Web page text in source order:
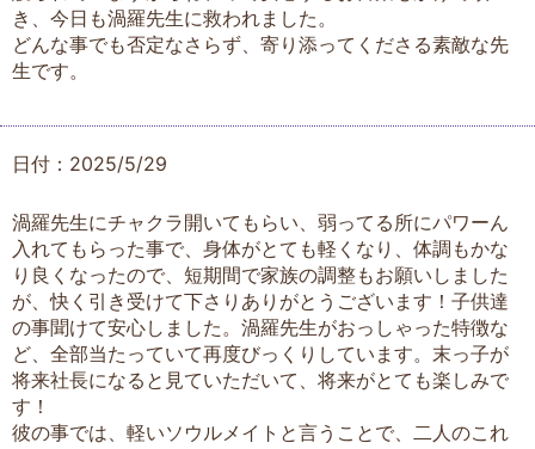
き、今日も渦羅先生に救われました。
どんな事でも否定なさらず、寄り添ってくださる素敵な先
生です。
日付：2025/5/29
渦羅先生にチャクラ開いてもらい、弱ってる所にパワーん
入れてもらった事で、身体がとても軽くなり、体調もかな
り良くなったので、短期間で家族の調整もお願いしました
が、快く引き受けて下さりありがとうございます！子供達
の事聞けて安心しました。渦羅先生がおっしゃった特徴な
ど、全部当たっていて再度びっくりしています。末っ子が
将来社長になると見ていただいて、将来がとても楽しみで
す！
彼の事では、軽いソウルメイトと言うことで、二人のこれ